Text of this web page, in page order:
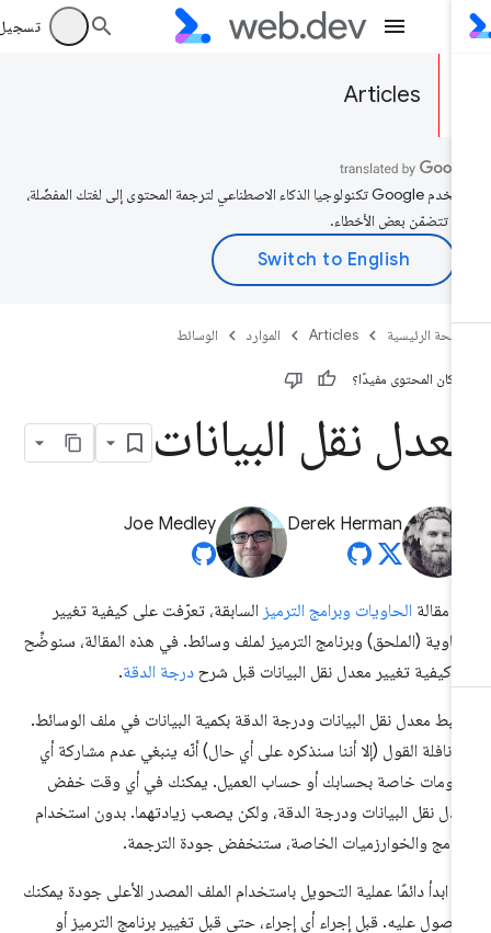
تسجيل
Articles
تستخدم Google تكنولوجيا الذكاء الاصطناعي لترجمة المحتوى إلى لغتك المفضّلة،
تتضمّن بعض الأخطاء.
الرئيسية Articles الموارد الوسائط
كان المحتوى مفيدًا؟
نقل البيانات
Derek Herman
Joe Medley
مقالةالحاويات وبرامج الترميزالسابقة، تعرّفت على كيفية تغيير
(الملحق) وبرنامج الترميز لملف وسائط. في هذه المقالة، سنوضِّح
كيفية تغيير معدل نقل البيانات قبل شرحدرجة الدقة.
معدل نقل البيانات ودرجة الدقة بكمية البيانات في ملف الوسائط.
نافلة القول (إلا أننا سنذكره على أي حال) أنّه ينبغي عدم مشاركة أي
خاصة بحسابك أو حساب العميل. يمكنك في أي وقت خفض
نقل البيانات ودرجة الدقة، ولكن يصعب زيادتهما. بدون استخدام
والخوارزميات الخاصة، ستنخفض جودة الترجمة.
ابدأ دائمًا عملية التحويل باستخدام الملف المصدر الأعلى جودة يمكنك
عليه. قبل إجراء أي إجراء، حتى قبل تغيير برنامج الترميز أو